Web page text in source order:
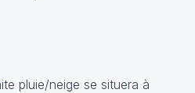
pluie/neige se situera à